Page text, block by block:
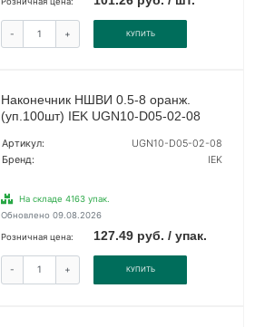
- + КУПИТЬ
Наконечник НШВИ 0.5-8 оранж.
(уп.100шт) IEK UGN10-D05-02-08
Артикул:
UGN10-D05-02-08
Бренд:
IEK
На складе 4163 упак.
Обновлено 09.08.2026
Розничная цена: 127.49 руб. / упак.
- + КУПИТЬ